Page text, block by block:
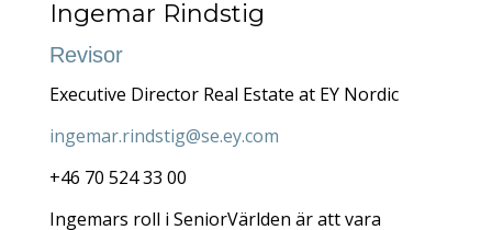
Ingemar Rindstig
Revisor
Executive Director Real Estate at EY Nordic
ingemar.rindstig@se.ey.com
+46 70 524 33 00
Ingemars roll i SeniorVärlden är att vara